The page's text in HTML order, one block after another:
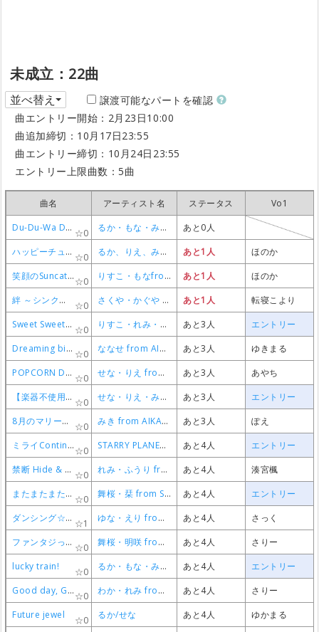
未成立：22曲
並べ替え
譲渡可能なパートを確認
曲エントリー開始：2月23日10:00
曲追加締切：10月17日23:55
曲エントリー締切：10月24日23:55
エントリー上限曲数：5曲
曲名 アーティスト名 ステータス
Vo1
Du-Du-Wa DO IT!!
0 るか・もな・みき from AIKATSU☆STARS!
あと0人
ハッピーチューニング
0 るか、りえ、みき、真中らぁら(茜屋日海夏)、南みれぃ(芹澤優)、北条そふぃ(久保田未夢) あと1人
ほのか
笑顔のSuncatcher
0 りすこ・もなfrom STAR☆ANIS あと1人
ほのか
絆 ～シンクロハーモニー～
0 さくや・かぐや from BEST FRIENDS! あと1人
転寝こより
Sweet Sweet Girls' Talk
0 りすこ・れみ・えり from STAR☆ANIS · るか from AIKATSU☆STARS! あと3人
エントリー
Dreaming bird
0 ななせ from AIKATSU☆STARS! あと3人
ゆきまる
POPCORN DREAMING♪
0 せな・りえ from AIKATSU☆STARS! あと3人
あやち
【楽器不使用企画】1, 2, Sing for You!
0 せな・りえ・みき・かな from AIKATSU☆STARS! あと3人
エントリー
8月のマリーナ ～あこ ver.～
0 みき from AIKATSU☆STARS! あと3人
ぽえ
ミライContinue‼︎
0 STARRY PLANET☆ あと4人
エントリー
禁断 Hide & Seek
0 れみ・ふうり from STAR☆ANIS · りえ from AIKATSU☆STARS! あと4人
湊宮楓
またまたまたまたまた明日
0 舞桜・栞 from STARRY PLANET☆ あと4人
エントリー
ダンシング☆ベイビー
1 ゆな・えり from STAR☆ANIS あと4人
さっく
ファンタジっくイマジネーション
0 舞桜・明咲 from STARRY PLANET☆ あと4人
さりー
lucky train!
0 るか・もな・みき from AIKATSU☆STARS! あと4人
エントリー
Good day, Good night
0 わか・れみ from STAR☆ANIS あと4人
さりー
Future jewel
0 るか/せな あと4人
ゆかまる
曲名 アーティスト名 ステータス
Vo1
Du-Du-Wa DO IT!!
0 るか・もな・みき from AIKATSU☆STARS!
あと0人
ハッピーチューニング
0 るか、りえ、みき、真中らぁら(茜屋日海夏)、南みれぃ(芹澤優)、北条そふぃ(久保田未夢) あと1人
ほのか
笑顔のSuncatcher
0 りすこ・もなfrom STAR☆ANIS あと1人
ほのか
絆 ～シンクロハーモニー～
0 さくや・かぐや from BEST FRIENDS! あと1人
転寝こより
Sweet Sweet Girls' Talk
0 りすこ・れみ・えり from STAR☆ANIS · るか from AIKATSU☆STARS! あと3人
エントリー
Dreaming bird
0 ななせ from AIKATSU☆STARS! あと3人
ゆきまる
POPCORN DREAMING♪
0 せな・りえ from AIKATSU☆STARS! あと3人
あやち
【楽器不使用企画】1, 2, Sing for You!
0 せな・りえ・みき・かな from AIKATSU☆STARS! あと3人
エントリー
8月のマリーナ ～あこ ver.～
0 みき from AIKATSU☆STARS! あと3人
ぽえ
ミライContinue‼︎
0 STARRY PLANET☆ あと4人
エントリー
禁断 Hide & Seek
0 れみ・ふうり from STAR☆ANIS · りえ from AIKATSU☆STARS! あと4人
湊宮楓
またまたまたまたまた明日
0 舞桜・栞 from STARRY PLANET☆ あと4人
エントリー
ダンシング☆ベイビー
1 ゆな・えり from STAR☆ANIS あと4人
さっく
ファンタジっくイマジネーション
0 舞桜・明咲 from STARRY PLANET☆ あと4人
さりー
lucky train!
0 るか・もな・みき from AIKATSU☆STARS! あと4人
エントリー
Good day, Good night
0 わか・れみ from STAR☆ANIS あと4人
さりー
Future jewel
0 るか/せな あと4人
ゆかまる
曲名 アーティスト名 ステータス
Vo1
Du-Du-Wa DO IT!!
0 るか・もな・みき from AIKATSU☆STARS!
あと0人
ハッピーチューニング
0 るか、りえ、みき、真中らぁら(茜屋日海夏)、南みれぃ(芹澤優)、北条そふぃ(久保田未夢) あと1人
ほのか
笑顔のSuncatcher
0 りすこ・もなfrom STAR☆ANIS あと1人
ほのか
絆 ～シンクロハーモニー～
0 さくや・かぐや from BEST FRIENDS! あと1人
転寝こより
Sweet Sweet Girls' Talk
0 りすこ・れみ・えり from STAR☆ANIS · るか from AIKATSU☆STARS! あと3人
エントリー
Dreaming bird
0 ななせ from AIKATSU☆STARS! あと3人
ゆきまる
POPCORN DREAMING♪
0 せな・りえ from AIKATSU☆STARS! あと3人
あやち
【楽器不使用企画】1, 2, Sing for You!
0 せな・りえ・みき・かな from AIKATSU☆STARS! あと3人
エントリー
8月のマリーナ ～あこ ver.～
0 みき from AIKATSU☆STARS! あと3人
ぽえ
ミライContinue‼︎
0 STARRY PLANET☆ あと4人
エントリー
禁断 Hide & Seek
0 れみ・ふうり from STAR☆ANIS · りえ from AIKATSU☆STARS! あと4人
湊宮楓
またまたまたまたまた明日
0 舞桜・栞 from STARRY PLANET☆ あと4人
エントリー
ダンシング☆ベイビー
1 ゆな・えり from STAR☆ANIS あと4人
さっく
ファンタジっくイマジネーション
0 舞桜・明咲 from STARRY PLANET☆ あと4人
さりー
lucky train!
0 るか・もな・みき from AIKATSU☆STARS! あと4人
エントリー
Good day, Good night
0 わか・れみ from STAR☆ANIS あと4人
さりー
Future jewel
0 るか/せな あと4人
ゆかまる
曲名 アーティスト名 ステータス
Vo1
Du-Du-Wa DO IT!!
0 るか・もな・みき from AIKATSU☆STARS!
あと0人
ハッピーチューニング
0 るか、りえ、みき、真中らぁら(茜屋日海夏)、南みれぃ(芹澤優)、北条そふぃ(久保田未夢) あと1人
ほのか
笑顔のSuncatcher
0 りすこ・もなfrom STAR☆ANIS あと1人
ほのか
絆 ～シンクロハーモニー～
0 さくや・かぐや from BEST FRIENDS! あと1人
転寝こより
Sweet Sweet Girls' Talk
0 りすこ・れみ・えり from STAR☆ANIS · るか from AIKATSU☆STARS! あと3人
エントリー
Dreaming bird
0 ななせ from AIKATSU☆STARS! あと3人
ゆきまる
POPCORN DREAMING♪
0 せな・りえ from AIKATSU☆STARS! あと3人
あやち
【楽器不使用企画】1, 2, Sing for You!
0 せな・りえ・みき・かな from AIKATSU☆STARS! あと3人
エントリー
8月のマリーナ ～あこ ver.～
0 みき from AIKATSU☆STARS! あと3人
ぽえ
ミライContinue‼︎
0 STARRY PLANET☆ あと4人
エントリー
禁断 Hide & Seek
0 れみ・ふうり from STAR☆ANIS · りえ from AIKATSU☆STARS! あと4人
湊宮楓
またまたまたまたまた明日
0 舞桜・栞 from STARRY PLANET☆ あと4人
エントリー
ダンシング☆ベイビー
1 ゆな・えり from STAR☆ANIS あと4人
さっく
ファンタジっくイマジネーション
0 舞桜・明咲 from STARRY PLANET☆ あと4人
さりー
lucky train!
0 るか・もな・みき from AIKATSU☆STARS! あと4人
エントリー
Good day, Good night
0 わか・れみ from STAR☆ANIS あと4人
さりー
Future jewel
0 るか/せな あと4人
ゆかまる